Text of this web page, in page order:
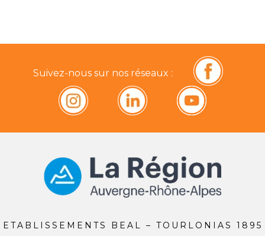
Suivez-nous sur nos réseaux :
ETABLISSEMENTS BEAL – TOURLONIAS 1895